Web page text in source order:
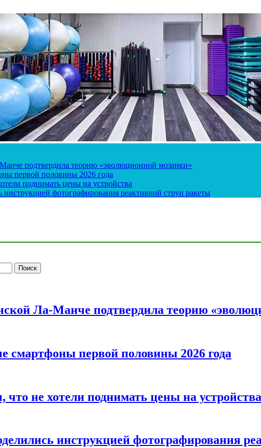
подтвердила теорию «эволюционной мозаики»
первой половины 2026 года
поднимать цены на устройства
инструкцией фотографирования реактивной струи ракеты
Ла-Манче подтвердила теорию
смартфоны первой половины 2026 года
что не хотели поднимать цены на устройства
инструкцией фотографирования